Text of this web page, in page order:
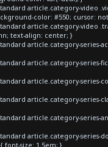
article.category-video
color: #550; cursor:
article.category-video
text-align: center; }
article.category-series-
article.category-series-
article.category-series-
article.category-series-
article.category-series-
article.category-series-
font-size: 1.5em; }